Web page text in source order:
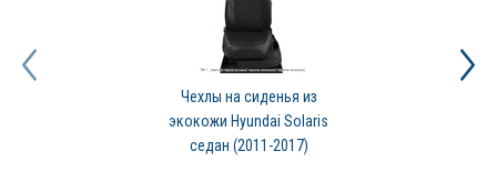
Чехлы на сиденья из
экокожи Hyundai Solaris
седан (2011-2017)